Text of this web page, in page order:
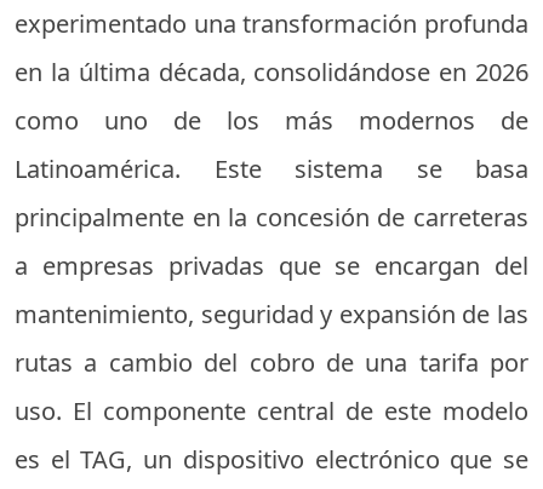
experimentado una transformación profunda
en la última década, consolidándose en 2026
como uno de los más modernos de
Latinoamérica. Este sistema se basa
principalmente en la concesión de carreteras
a empresas privadas que se encargan del
mantenimiento, seguridad y expansión de las
rutas a cambio del cobro de una tarifa por
uso. El componente central de este modelo
es el TAG, un dispositivo electrónico que se